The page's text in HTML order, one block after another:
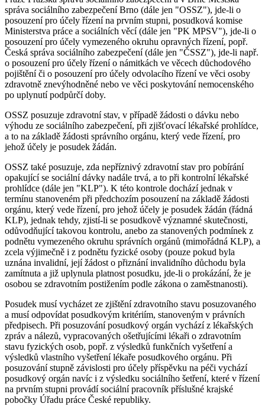
správa sociálního zabezpečení Brno (dále jen "OSSZ"), jde-li o
posouzení pro účely řízení na prvním stupni, posudková komise
Ministerstva práce a sociálních věcí (dále jen "PK MPSV"), jde-li o
posouzení pro účely vymezeného okruhu opravných řízení, popř.
Česká správa sociálního zabezpečení (dále jen "ČSSZ"), jde-li např.
o posouzení pro účely řízení o námitkách ve věcech důchodového
pojištění či o posouzení pro účely odvolacího řízení ve věci osoby
zdravotně znevýhodněné nebo ve věci poskytování nemocenského
po uplynutí podpůrčí doby.
OSSZ posuzuje zdravotní stav, v případě žádosti o dávku nebo
výhodu ze sociálního zabezpečení, při zjišťovací lékařské prohlídce,
a to na základě žádosti správního orgánu, který vede řízení, pro
jehož účely je posudek žádán.
OSSZ také posuzuje, zda nepříznivý zdravotní stav pro pobírání
opakující se sociální dávky nadále trvá, a to při kontrolní lékařské
prohlídce (dále jen "KLP"). K této kontrole dochází jednak v
termínu stanoveném při předchozím posouzení na základě žádosti
orgánu, který vede řízení, pro jehož účely je posudek žádán (řádná
KLP), jednak tehdy, zjistí-li se posudkově významné skutečnosti,
odůvodňující takovou kontrolu, anebo za stanovených podmínek z
podnětu vymezeného okruhu správních orgánů (mimořádná KLP), a
zcela výjimečně i z podnětu fyzické osoby (pouze pokud byla
uznána invalidní, její žádost o přiznání invalidního důchodu byla
zamítnuta a již uplynula platnost posudku, jde-li o prokázání, že je
osobou se zdravotním postižením podle zákona o zaměstnanosti).
Posudek musí vycházet ze zjištění zdravotního stavu posuzovaného
a musí odpovídat posudkovým kritériím, stanoveným v právních
předpisech. Při posuzování posudkový orgán vychází z lékařských
zpráv a nálezů, vypracovaných ošetřujícími lékaři o zdravotním
stavu fyzických osob, popř. z výsledků funkčních vyšetření a
výsledků vlastního vyšetření lékaře posudkového orgánu. Při
posuzování stupně závislosti pro účely příspěvku na péči vychází
posudkový orgán navíc i z výsledku sociálního šetření, které v řízení
na prvním stupni provádí sociální pracovník příslušné krajské
pobočky Úřadu práce České republiky.